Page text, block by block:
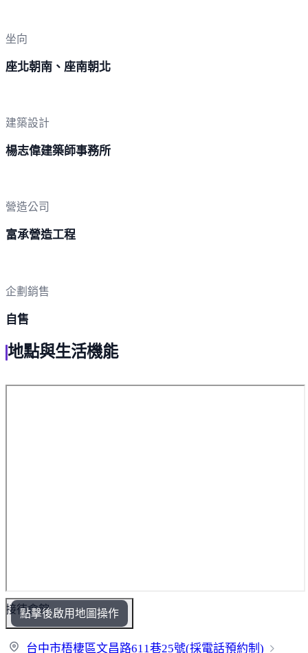
坐向
座北朝南、座南朝北
建築設計
楊志偉建築師事務所
營造公司
富承營造工程
企劃銷售
自售
地點與生活機能
點擊後啟用地圖操作
接待會館
台中市梧棲區文昌路611巷25號(採電話預約制)